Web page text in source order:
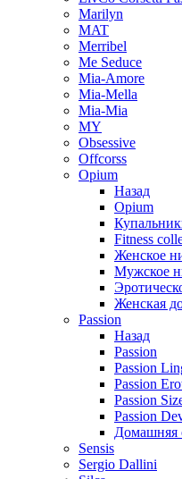
Marilyn
MAT
Merribel
Me Seduce
Mia-Amore
Mia-Mella
Mia-Mia
MY
Obsessive
Offcorss
Opium
Назад
Opium
Fitness
Женское
Мужское
Женская
Passion
Назад
Passion
Passion
Passion
Passion
Passion
Домашняя
Sensis
Sergio Dallini